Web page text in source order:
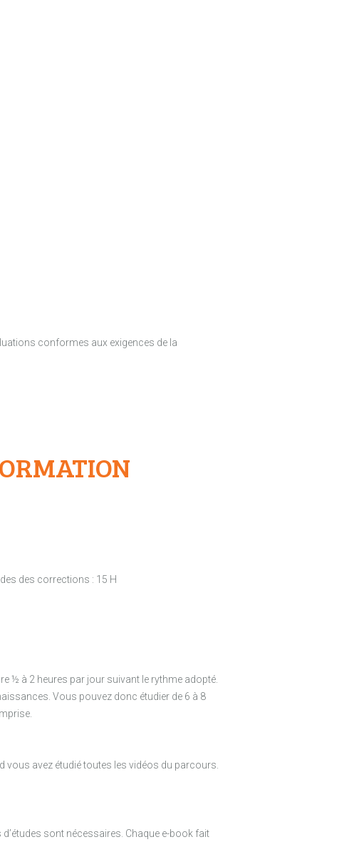
conformes aux exigences de la
des corrections : 15 H
½ à 2 heures par jour suivant le rythme adopté.
Vous pouvez donc étudier de 6 à 8
vous avez étudié toutes les vidéos du parcours.
sont nécessaires. Chaque e-book fait